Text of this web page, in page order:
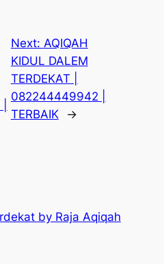
Next: AQIQAH
KIDUL DALEM
TERDEKAT |
082244449942 |
TERBAIK
→
by Raja Aqiqah